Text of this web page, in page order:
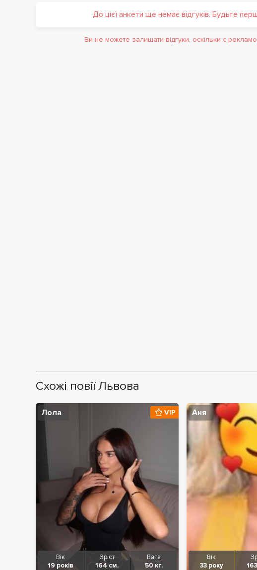
До цієї анкети ще немає відгуків. Будьте
Ви не можете залишати відгуки, оскільки є
Схожі повії Львова
Лола
Вік
19 років
Зріст
164 см.
Вага
50 кг.
VIP Аня
Вік
33 року